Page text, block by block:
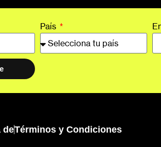
País
deTérminos y Condiciones